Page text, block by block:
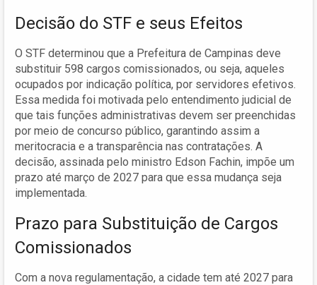
Decisão do STF e seus Efeitos
O STF determinou que a Prefeitura de Campinas deve
substituir 598 cargos comissionados, ou seja, aqueles
ocupados por indicação política, por servidores efetivos.
Essa medida foi motivada pelo entendimento judicial de
que tais funções administrativas devem ser preenchidas
por meio de concurso público, garantindo assim a
meritocracia e a transparência nas contratações. A
decisão, assinada pelo ministro Edson Fachin, impõe um
prazo até março de 2027 para que essa mudança seja
implementada.
Prazo para Substituição de Cargos
Comissionados
Com a nova regulamentação, a cidade tem até 2027 para